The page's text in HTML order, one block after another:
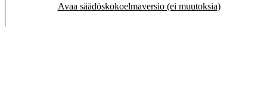
Avaa säädöskokoelmaversio (ei muutoksia)